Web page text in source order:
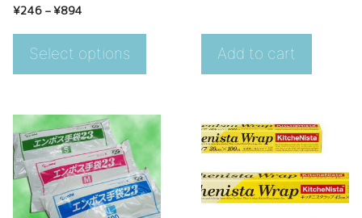
¥246 –¥894
Select options Add to cart